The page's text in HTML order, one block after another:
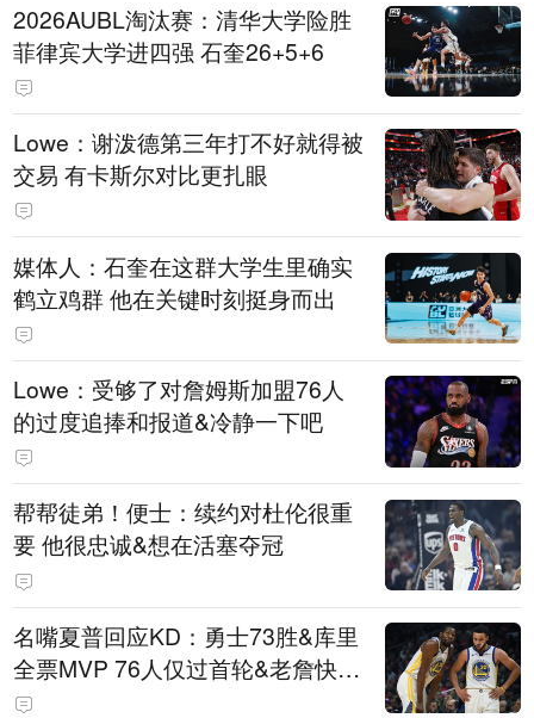
2026AUBL淘汰赛：清华大学险胜
菲律宾大学进四强 石奎26+5+6
Lowe：谢泼德第三年打不好就得被
交易 有卡斯尔对比更扎眼
媒体人：石奎在这群大学生里确实
鹤立鸡群 他在关键时刻挺身而出
Lowe：受够了对詹姆斯加盟76人
的过度追捧和报道&冷静一下吧
帮帮徒弟！便士：续约对杜伦很重
要 他很忠诚&想在活塞夺冠
名嘴夏普回应KD：勇士73胜&库里
全票MVP 76人仅过首轮&老詹快42
了